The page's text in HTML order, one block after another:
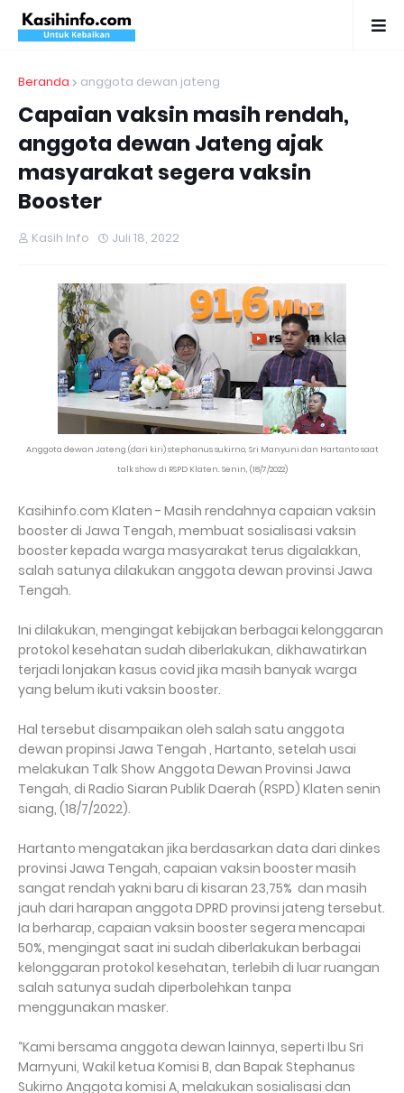
Beranda anggota dewan jateng
Capaian vaksin masih rendah,
anggota dewan Jateng ajak
masyarakat segera vaksin
Booster
Kasih Info Juli 18, 2022
Anggota dewan Jateng (dari kiri) stephanus sukirno, Sri Manyuni dan Hartanto saat
talk show di RSPD Klaten. Senin, (18/7/2022)
Kasihinfo.com Klaten - Masih rendahnya capaian vaksin
booster di Jawa Tengah, membuat sosialisasi vaksin
booster kepada warga masyarakat terus digalakkan,
salah satunya dilakukan anggota dewan provinsi Jawa
Tengah.
Ini dilakukan, mengingat kebijakan berbagai kelonggaran
protokol kesehatan sudah diberlakukan, dikhawatirkan
terjadi lonjakan kasus covid jika masih banyak warga
yang belum ikuti vaksin booster.
Hal tersebut disampaikan oleh salah satu anggota
dewan propinsi Jawa Tengah , Hartanto, setelah usai
melakukan Talk Show Anggota Dewan Provinsi Jawa
Tengah, di Radio Siaran Publik Daerah (RSPD) Klaten senin
siang, (18/7/2022).
Hartanto mengatakan jika berdasarkan data dari dinkes
provinsi Jawa Tengah, capaian vaksin booster masih
sangat rendah yakni baru di kisaran 23,75% dan masih
jauh dari harapan anggota DPRD provinsi jateng tersebut.
Ia berharap, capaian vaksin booster segera mencapai
50%, mengingat saat ini sudah diberlakukan berbagai
kelonggaran protokol kesehatan, terlebih di luar ruangan
salah satunya sudah diperbolehkan tanpa
menggunakan masker.
“Kami bersama anggota dewan lainnya, seperti Ibu Sri
Marnyuni, Wakil ketua Komisi B, dan Bapak Stephanus
Sukirno Anggota komisi A, melakukan sosialisasi dan